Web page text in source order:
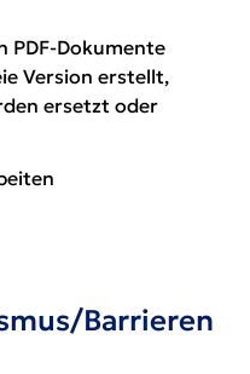
PDF-Dokumente
Version erstellt,
ersetzt oder
Barrieren